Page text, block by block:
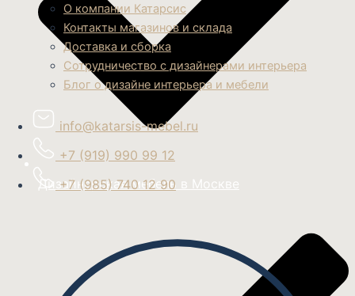
О компании Катарсис
Контакты магазинов и склада
Доставка и сборка
Сотрудничество с дизайнерами интерьера
Блог о дизайне интерьера и мебели
info@katarsis-mebel.ru
+7 (919) 990 99 12
+7 (985) 740 12 90
Дизайнерская мебель в Москве